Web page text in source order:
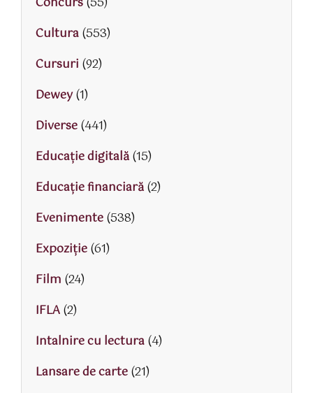
Cultura(553)
Cursuri (92)
Dewey(1)
Diverse(441)
Educaţie digitală(15)
Educaţie financiară(2)
Evenimente(538)
Expoziție(61)
Film (24)
IFLA(2)
Intalnire cu lectura(4)
Lansare de carte(21)